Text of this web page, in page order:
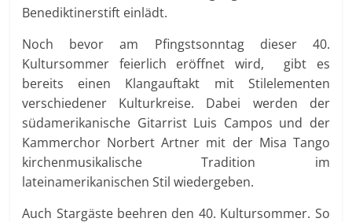
Benediktinerstift einlädt.
Noch bevor am Pfingstsonntag dieser 40.
Kultursommer feierlich eröffnet wird, gibt es
bereits einen Klangauftakt mit Stilelementen
verschiedener Kulturkreise. Dabei werden der
südamerikanische Gitarrist Luis Campos und der
Kammerchor Norbert Artner mit der Misa Tango
kirchenmusikalische Tradition im
lateinamerikanischen Stil wiedergeben.
Auch Stargäste beehren den 40. Kultursommer. So